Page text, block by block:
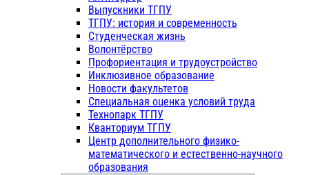
Выпускники ТГПУ
ТГПУ: история и современность
Студенческая жизнь
Волонтёрство
Профориентация и трудоустройство
Инклюзивное образование
Новости факультетов
Специальная оценка условий труда
Технопарк ТГПУ
Кванториум ТГПУ
Центр дополнительного физико-
математического и естественно-научного
образования